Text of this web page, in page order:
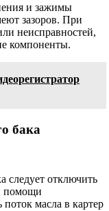
и зажимы
зазоров. При
неисправностей,
компоненты.
бака
следует отключить
помощи
масла в картер